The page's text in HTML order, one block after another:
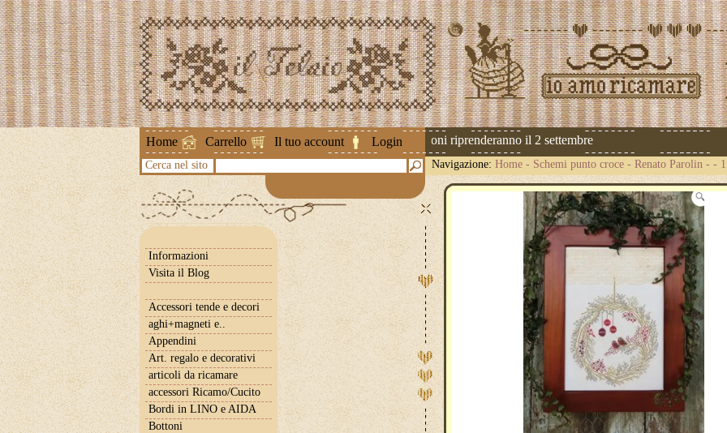
Home Carrello Il tuo account Login
Attenzione ! Le spedizioni riprenderanno il 2 settembre
Cerca nel sito Navigazione: Home - Schemi punto croce - Renato Parolin - -
Informazioni
Visita il Blog
Accessori tende e decori
aghi+magneti e..
Appendini
Art. regalo e decorativi
articoli da ricamare
accessori Ricamo/Cucito
Bordi in LINO e AIDA
Bottoni